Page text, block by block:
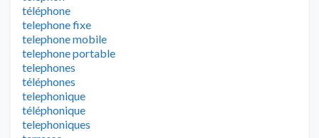
téléphone
telephone fixe
telephone mobile
telephone portable
telephones
téléphones
telephonique
téléphonique
telephoniques